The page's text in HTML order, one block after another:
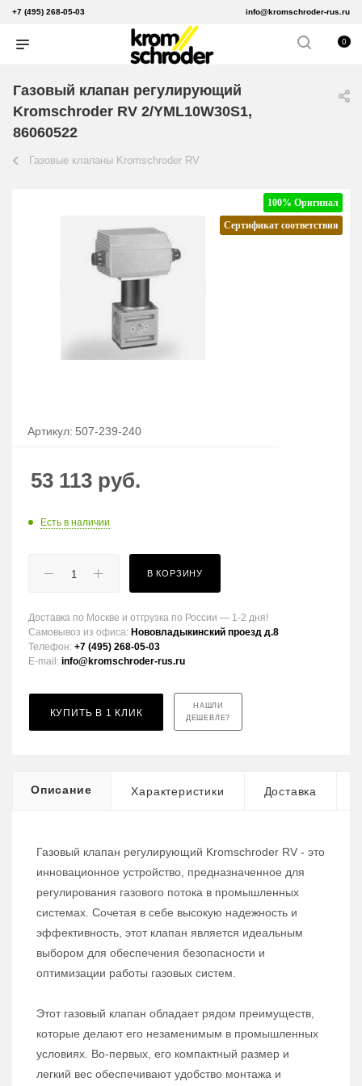
+7 (495) 268-05-03 info@kromschroder-rus.ru
0
Газовый клапан регулирующий
Kromschroder RV 2/YML10W30S1,
86060522
Газовые клапаны Kromschroder RV
100% Оригинал
Сертификат соответствия
Артикул: 507-239-240
53 113 руб.
Есть в наличии
В КОРЗИНУ
Доставка по Москве и отгрузка по России — 1-2 дня!
Самовывоз из офиса: Нововладыкинский проезд д.8
Телефон: +7 (495) 268-05-03
E-mail: info@kromschroder-rus.ru
КУПИТЬ В 1 КЛИК
НАШЛИ
ДЕШЕВЛЕ?
Описание Характеристики Доставка
Газовый клапан регулирующий Kromschroder RV - это
инновационное устройство, предназначенное для
регулирования газового потока в промышленных
системах. Сочетая в себе высокую надежность и
эффективность, этот клапан является идеальным
выбором для обеспечения безопасности и
оптимизации работы газовых систем.
Этот газовый клапан обладает рядом преимуществ,
которые делают его незаменимым в промышленных
условиях. Во-первых, его компактный размер и
легкий вес обеспечивают удобство монтажа и